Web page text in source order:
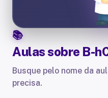
Aulas sobre B-
Busque pelo nome da
precisa.